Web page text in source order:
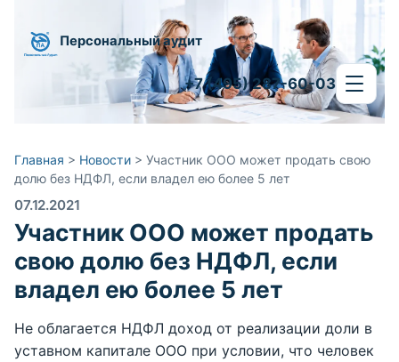
Персональный аудит
+7 (495) 287-60-03
Главная > Новости > Участник ООО может продать свою
долю без НДФЛ, если владел ею более 5 лет
07.12.2021
Участник ООО может продать
свою долю без НДФЛ, если
владел ею более 5 лет
Не облагается НДФЛ доход от реализации доли в
уставном капитале ООО при условии, что человек